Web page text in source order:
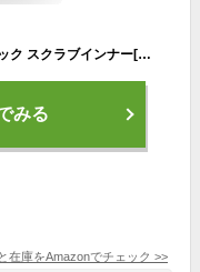
[ミズノ] インナーウェア メンズ 九分袖 Vネック スクラブインナー[ストレッチ/吸汗速乾]一年中爽やか ベーシック3色 MZ0155 ブラック L
みる
在庫をAmazonでチェック >>